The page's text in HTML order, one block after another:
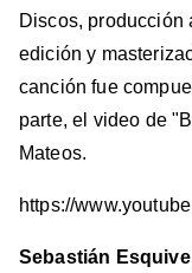
Discos, producción
edición y
canción fue
parte, el video de
Mateos.
https://
Sebastián